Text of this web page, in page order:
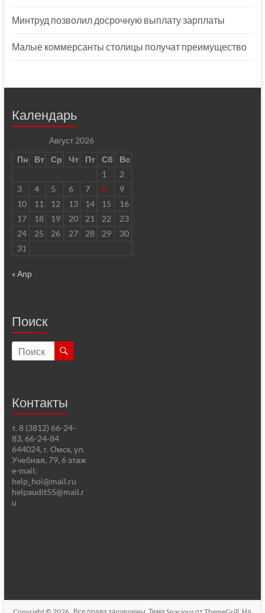
Минтруд позволил досрочную выплату зарплаты
Малые коммерсанты столицы получат преимущество
Календарь
Август 2026
Пн
Вт Ср Чт Пт Сб
Вс
1
2
3
4 5 6 7 8
9
10
11 12 13 14 15
16
17
18 19 20 21 22
23
24
25 26 27 28 29
30
31
« Апр
Поиск
Контакты
т. 8 (3812) 66-24-
83, 66-24-84
644024, г. Омск, ул.
Учебная, 79, 6 этаж
e-mail:
help_hoi@mail.ru
helpaudit55@mail.r
u